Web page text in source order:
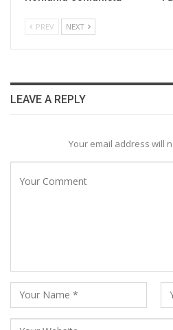
PREV NEXT
LEAVE A REPLY
Your email address will